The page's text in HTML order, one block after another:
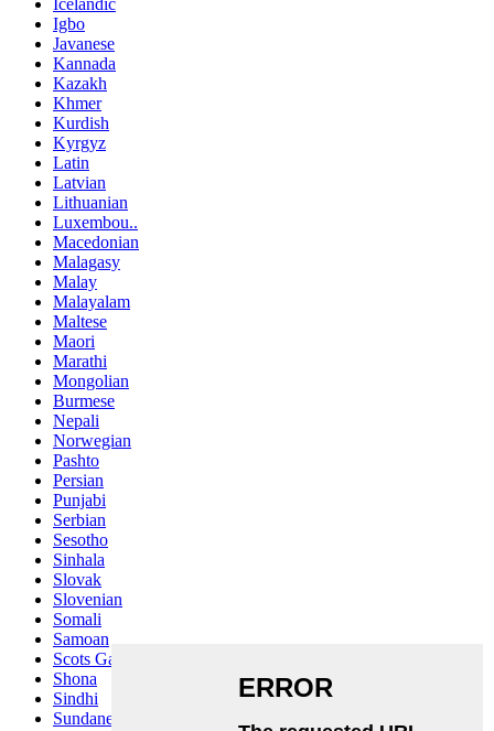
Icelandic
Igbo
Javanese
Kannada
Kazakh
Khmer
Kurdish
Kyrgyz
Latin
Latvian
Lithuanian
Luxembou..
Macedonian
Malagasy
Malay
Malayalam
Maltese
Maori
Marathi
Mongolian
Burmese
Nepali
Norwegian
Pashto
Persian
Punjabi
Serbian
Sesotho
Sinhala
Slovak
Slovenian
Somali
Samoan
Scots Gaelic
Shona
Sindhi
Sundanese